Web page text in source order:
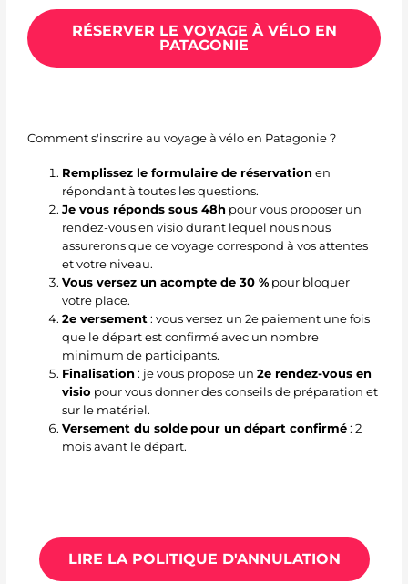
RÉSERVER LE VOYAGE À VÉLO EN
PATAGONIE
Comment s'inscrire au voyage à vélo en Patagonie ?
Remplissez le formulaire de réservation en
répondant à toutes les questions.
Je vous réponds sous 48h pour vous proposer un
rendez-vous en visio durant lequel nous nous
assurerons que ce voyage correspond à vos attentes
et votre niveau.
Vous versez un acompte de 30 % pour bloquer
votre place.
2e versement : vous versez un 2e paiement une fois
que le départ est confirmé avec un nombre
minimum de participants.
Finalisation : je vous propose un2e rendez-vous en
visio pour vous donner des conseils de préparation et
sur le matériel.
Versement du solde pour un départ confirmé : 2
mois avant le départ.
LIRE LA POLITIQUE D'ANNULATION